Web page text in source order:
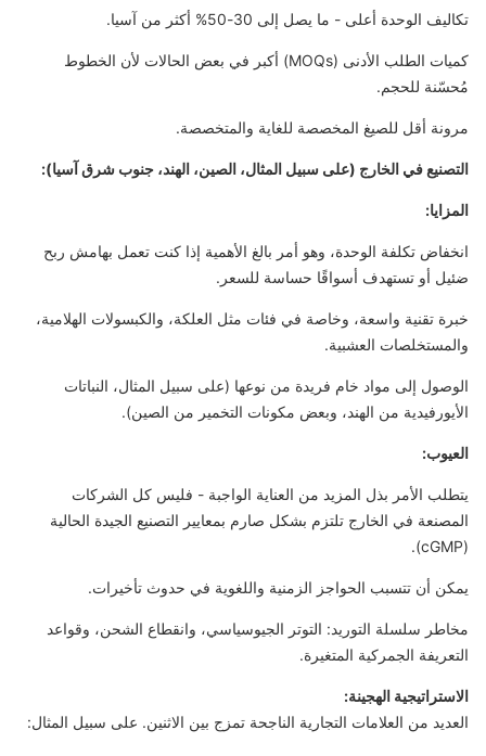
تكاليف الوحدة أعلى - ما يصل إلى 30-50% أكثر من آسيا.
كميات الطلب الأدنى (MOQs) أكبر في بعض الحالات لأن الخطوط
مُحسّنة للحجم.
مرونة أقل للصيغ المخصصة للغاية والمتخصصة.
التصنيع في الخارج (على سبيل المثال، الصين، الهند، جنوب شرق آسيا):
المزايا:
انخفاض تكلفة الوحدة، وهو أمر بالغ الأهمية إذا كنت تعمل بهامش ربح
ضئيل أو تستهدف أسواقًا حساسة للسعر.
خبرة تقنية واسعة، وخاصة في فئات مثل العلكة، والكبسولات الهلامية،
والمستخلصات العشبية.
الوصول إلى مواد خام فريدة من نوعها (على سبيل المثال، النباتات
الأيورفيدية من الهند، وبعض مكونات التخمير من الصين).
العيوب:
يتطلب الأمر بذل المزيد من العناية الواجبة - فليس كل الشركات
المصنعة في الخارج تلتزم بشكل صارم بمعايير التصنيع الجيدة الحالية
(cGMP).
يمكن أن تتسبب الحواجز الزمنية واللغوية في حدوث تأخيرات.
مخاطر سلسلة التوريد: التوتر الجيوسياسي، وانقطاع الشحن، وقواعد
التعريفة الجمركية المتغيرة.
الاستراتيجية الهجينة:
العديد من العلامات التجارية الناجحة تمزج بين الاثنين. على سبيل المثال: